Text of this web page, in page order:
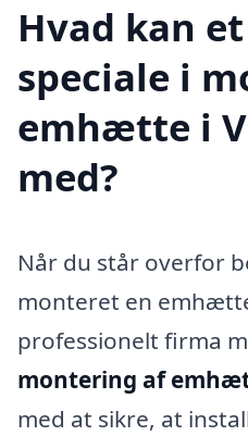
Hvad kan
speciale i
emhætte i
med?
Når du står overfor
monteret en
professionelt firma
montering af
med at sikre, at